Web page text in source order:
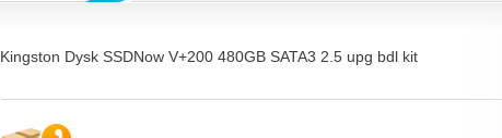
Kingston Dysk SSDNow V+200 480GB SATA3 2.5 upg bdl kit